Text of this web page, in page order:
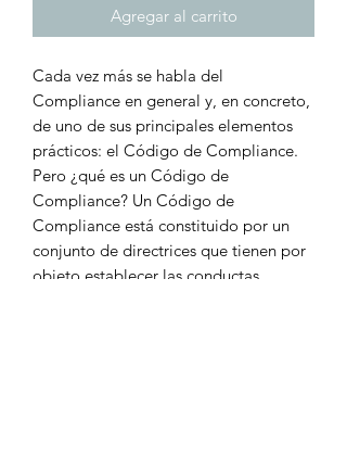
Agregar al carrito
Cada vez más se habla del
Compliance en general y, en concreto,
de uno de sus principales elementos
prácticos: el Código de Compliance.
Pero ¿qué es un Código de
Compliance? Un Código de
Compliance está constituido por un
conjunto de directrices que tienen por
objeto establecer las conductas